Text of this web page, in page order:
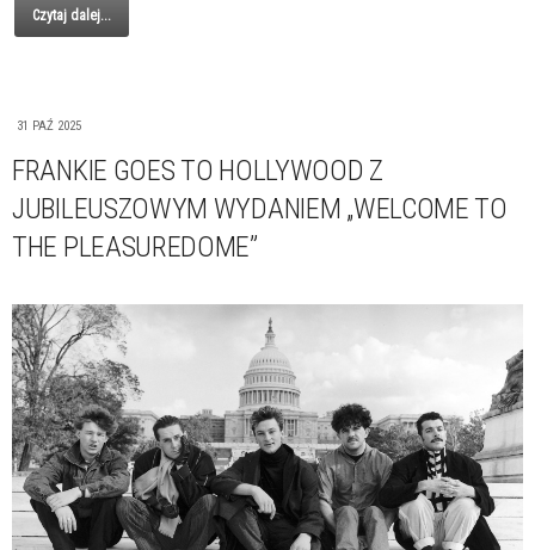
Czytaj dalej...
31 PAŹ 2025
FRANKIE GOES TO HOLLYWOOD Z
JUBILEUSZOWYM WYDANIEM „WELCOME TO
THE PLEASUREDOME”